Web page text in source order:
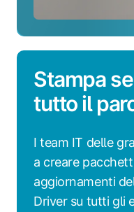
Stampa
tutto il
I team IT delle
a creare
aggiornamenti
Driver su tutti gli